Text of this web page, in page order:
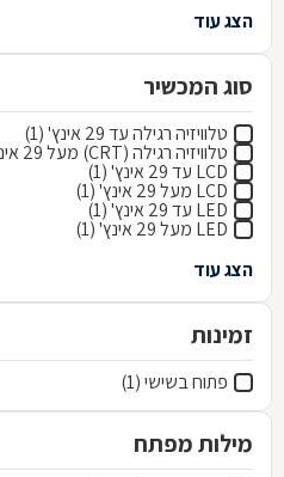
הצג עוד
סוג המכשיר
טלוויזיה רגילה עד 29 אינץ' (1)
טלוויזיה רגילה (CRT) מעל 29 אינץ' (1)
LCD עד 29 אינץ' (1)
LCD מעל 29 אינץ' (1)
LED עד 29 אינץ' (1)
LED מעל 29 אינץ' (1)
הצג עוד
זמינות
פתוח בשישי (1)
מילות מפתח